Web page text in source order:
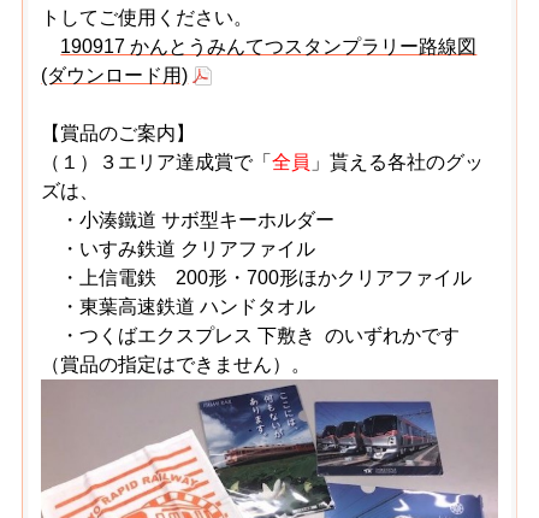
トしてご使用ください。
190917 かんとうみんてつスタンプラリー路線図
(ダウンロード用)
【賞品のご案内】
（１）３エリア達成賞で「全員 」貰える各社のグッ
ズは、
・小湊鐵道 サボ型キーホルダー
・いすみ鉄道 クリアファイル
・上信電鉄 200形・700形ほかクリアファイル
・東葉高速鉄道 ハンドタオル
・つくばエクスプレス 下敷き のいずれかです
（賞品の指定はできません）。